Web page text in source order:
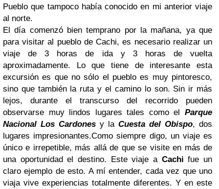
Pueblo que tampoco había conocido en mi anterior viaje
al norte.
El día comenzó bien temprano por la mañana, ya que
para visitar al pueblo de Cachi, es necesario realizar un
viaje de 3 horas de ida y 3 horas de vuelta
aproximadamente. Lo que tiene de interesante esta
excursión es que no sólo el pueblo es muy pintoresco,
sino que también la ruta y el camino lo son. Sin ir más
lejos, durante el transcurso del recorrido pueden
observarse muy lindos lugares tales como el Parque
Nacional Los Cardones y la Cuesta del Obispo, dos
lugares impresionantes.Como siempre digo, un viaje es
único e irrepetible, más allá de que se visite en más de
una oportunidad el destino. Este viaje a Cachifue un
claro ejemplo de esto. A mí entender, cada vez que uno
viaja vive experiencias totalmente diferentes. Y en este